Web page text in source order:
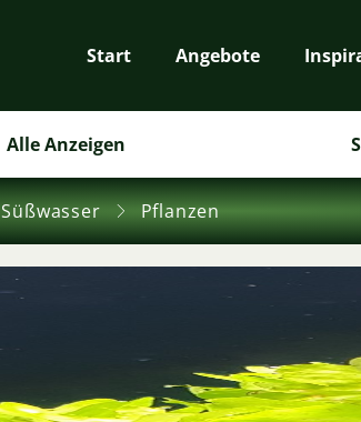
Start Angebote
Alle Anzeigen
Süßwasser Pflanzen